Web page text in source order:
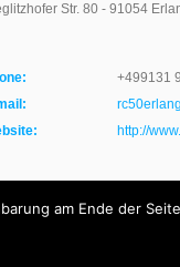
Str. 80 - 91054
+499131
http://
am Ende der